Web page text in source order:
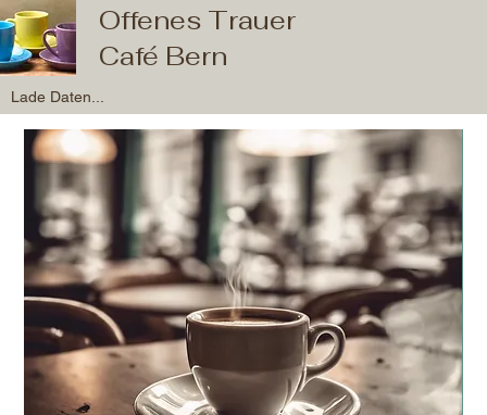
Lade Daten...
Offenes Trauer
Café Bern